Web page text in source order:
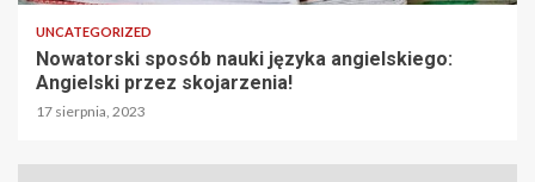
UNCATEGORIZED
Nowatorski sposób nauki języka angielskiego:
Angielski przez skojarzenia!
17 sierpnia, 2023